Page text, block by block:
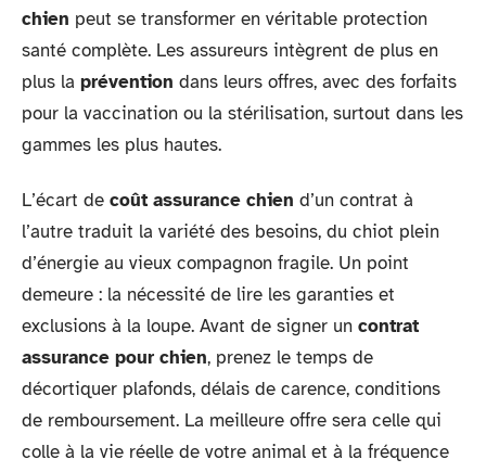
chien peut se transformer en véritable protection
santé complète. Les assureurs intègrent de plus en
plus la prévention dans leurs offres, avec des forfaits
pour la vaccination ou la stérilisation, surtout dans les
gammes les plus hautes.
L’écart de coût assurance chien d’un contrat à
l’autre traduit la variété des besoins, du chiot plein
d’énergie au vieux compagnon fragile. Un point
demeure : la nécessité de lire les garanties et
exclusions à la loupe. Avant de signer un contrat
assurance pour chien, prenez le temps de
décortiquer plafonds, délais de carence, conditions
de remboursement. La meilleure offre sera celle qui
colle à la vie réelle de votre animal et à la fréquence